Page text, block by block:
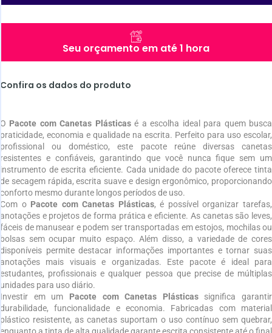
Seu orçamento em até 1 hora
Confira os dados do produto
O Pacote com Canetas Plásticasé a escolha ideal para quem busca
praticidade, economia e qualidade na escrita. Perfeito para uso escolar,
profissional ou doméstico, este pacote reúne diversas canetas
resistentes e confiáveis, garantindo que você nunca fique sem um
instrumento de escrita eficiente. Cada unidade do pacote oferece tinta
de secagem rápida, escrita suave e design ergonômico, proporcionando
conforto mesmo durante longos períodos de uso.
Com o Pacote com Canetas Plásticas, é possível organizar tarefas,
anotações e projetos de forma prática e eficiente. As canetas são leves,
fáceis de manusear e podem ser transportadas em estojos, mochilas ou
bolsas sem ocupar muito espaço. Além disso, a variedade de cores
disponíveis permite destacar informações importantes e tornar suas
anotações mais visuais e organizadas. Este pacote é ideal para
estudantes, profissionais e qualquer pessoa que precise de múltiplas
unidades para uso diário.
Investir em um Pacote com Canetas Plásticassignifica garantir
durabilidade, funcionalidade e economia. Fabricadas com material
plástico resistente, as canetas suportam o uso contínuo sem quebrar,